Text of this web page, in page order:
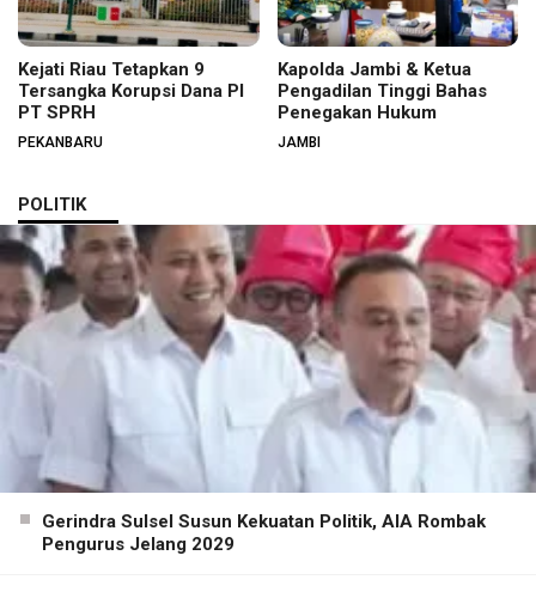
Kejati Riau Tetapkan 9
Tersangka Korupsi Dana PI
PT SPRH
PEKANBARU
Kapolda Jambi & Ketua
Pengadilan Tinggi Bahas
Penegakan Hukum
JAMBI
POLITIK
Gerindra Sulsel Susun Kekuatan Politik, AIA Rombak
Pengurus Jelang 2029